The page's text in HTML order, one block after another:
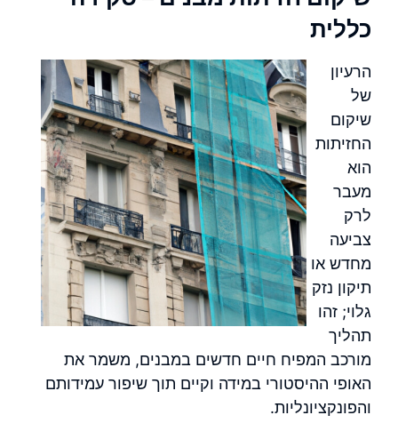
כללית
הרעיון
שיקום
החזיתות
מעבר
צביעה
מחדש או
תיקון נזק
גלוי; זהו
תהליך
מורכב המפיח חיים חדשים במבנים, משמר את
האופי ההיסטורי במידה וקיים תוך שיפור עמידותם
והפונקציונליות.